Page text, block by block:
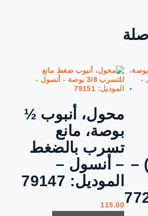
–
محول، أنبوب ½
بوصة، مانع
تسرب بالضغط
– أنسول –
الموديل: 79147
115.00